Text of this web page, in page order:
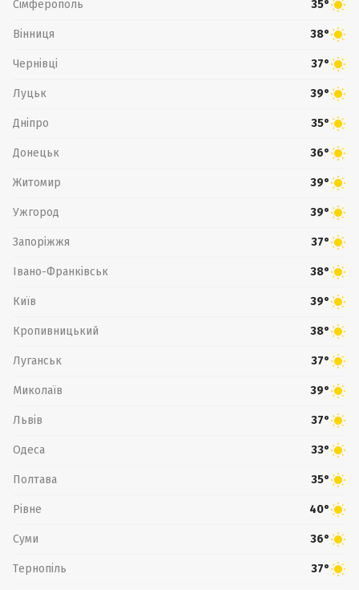
Сімферополь 35°
Вінниця 38°
Чернівці 37°
Луцьк 39°
Дніпро 35°
Донецьк 36°
Житомир 39°
Ужгород 39°
Запоріжжя 37°
Івано-Франківськ 38°
Київ 39°
Кропивницький 38°
Луганськ 37°
Миколаїв 39°
Львів 37°
Одеса 33°
Полтава 35°
Рівне 40°
Суми 36°
Тернопіль 37°